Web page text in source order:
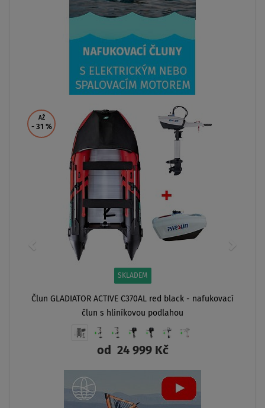
Člun GLADIATOR CLASSIC B370AL red black -
ZOBRAZIT